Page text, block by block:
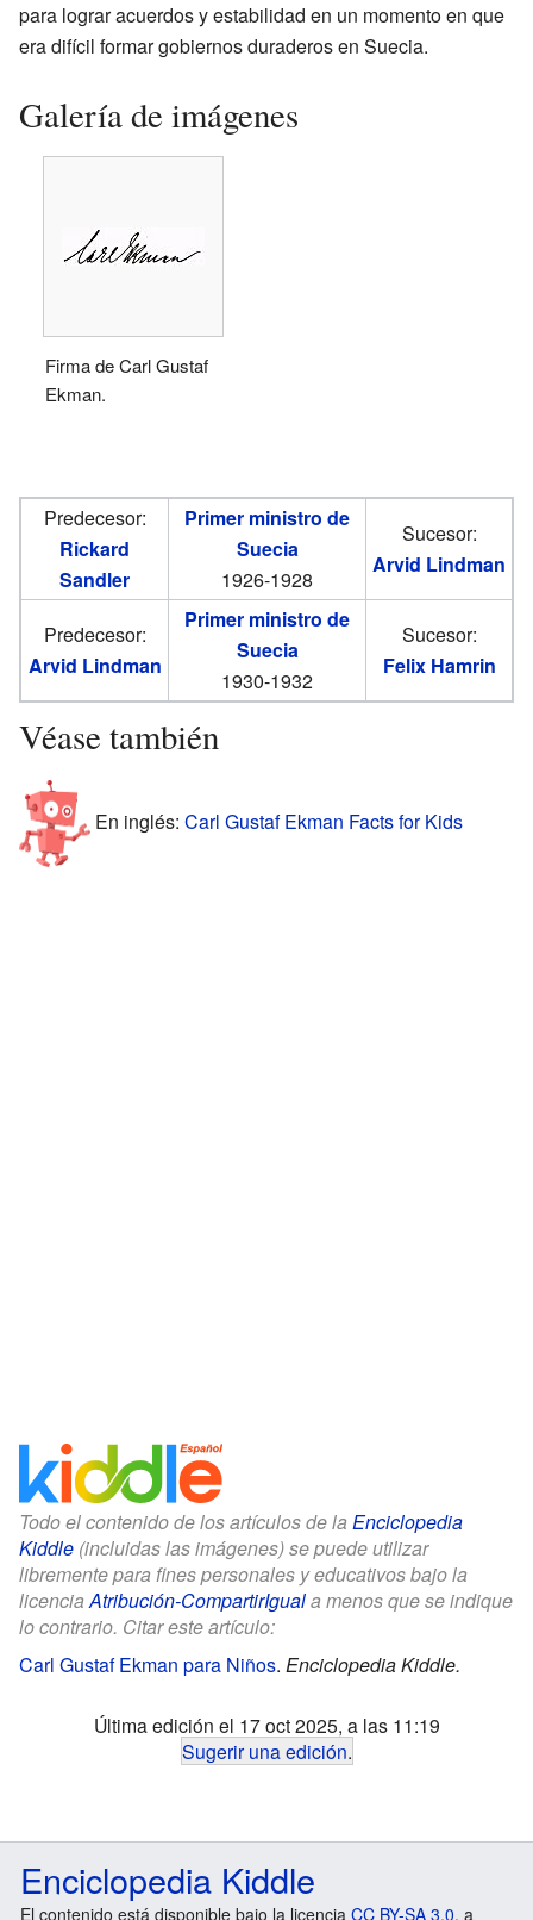
para lograr acuerdos y estabilidad en un momento en que
era difícil formar gobiernos duraderos en Suecia.
Galería de imágenes
Firma de Carl Gustaf
Ekman.
Predecesor:
Rickard
Sandler
Primer ministro de
Suecia
1926-1928
Sucesor:
Arvid Lindman
Predecesor:
Arvid Lindman
Primer ministro de
Suecia
1930-1932
Sucesor:
Felix Hamrin
Véase también
En inglés: Carl Gustaf Ekman Facts for Kids
Todo el contenido de los artículos de la Enciclopedia
Kiddle (incluidas las imágenes) se puede utilizar
libremente para fines personales y educativos bajo la
licenciaAtribución-CompartirIguala menos que se indique
lo contrario. Citar este artículo:
Carl Gustaf Ekman para Niños. Enciclopedia Kiddle.
Última edición el 17 oct 2025, a las 11:19
Sugerir una edición.
Enciclopedia Kiddle
El contenido está disponible bajo la licencia CC BY-SA 3.0, a